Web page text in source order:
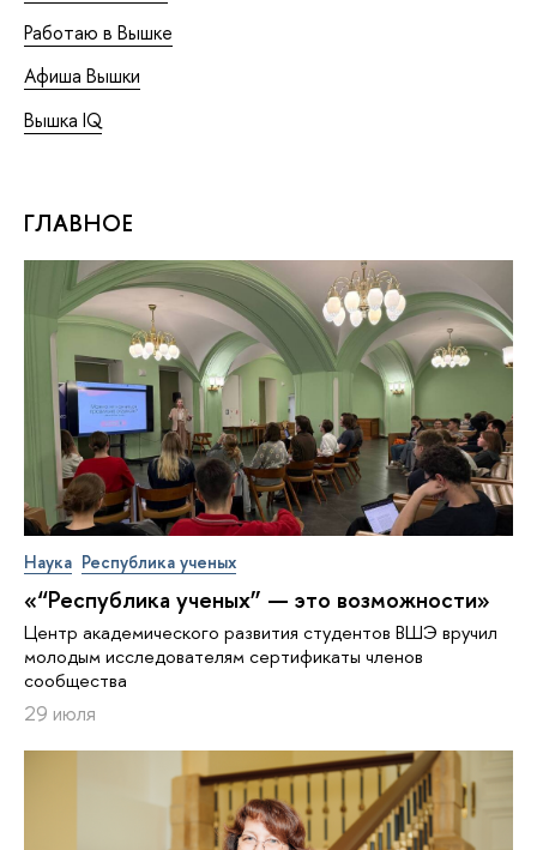
Работаю в Вышке
Афиша Вышки
Вышка IQ
ГЛАВНОЕ
Наука Республика ученых
«“Республика ученых” — это возможности»
Центр академического развития студентов ВШЭ вручил
молодым исследователям сертификаты членов
сообщества
29 июля